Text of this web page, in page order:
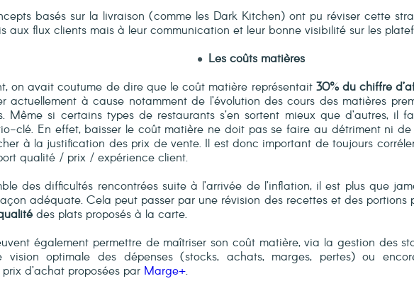
basés sur la livraison (comme les Dark Kitchen) ont pu réviser cette
aux flux clients mais à leur communication et leur bonne visibilité sur les
Les coûts matières
on avait coutume de dire que le coût matière représentait 30% du chiffre
actuellement à cause notamment de l’évolution des cours des matières
Même si certains types de restaurants s’en sortent mieux que d’autres, il
clé. En effet, baisser le coût matière ne doit pas se faire au détriment ni
à la justification des prix de vente. Il est donc important de toujours
qualité / prix / expérience client.
des difficultés rencontrées suite à l’arrivée de l’inflation, il est plus que
adéquate. Cela peut passer par une révision des recettes et des portions
des plats proposés à la carte.
également permettre de maîtriser son coût matière, via la gestion des
optimale des dépenses (stocks, achats, marges, pertes) ou
d’achat proposées par Marge+.